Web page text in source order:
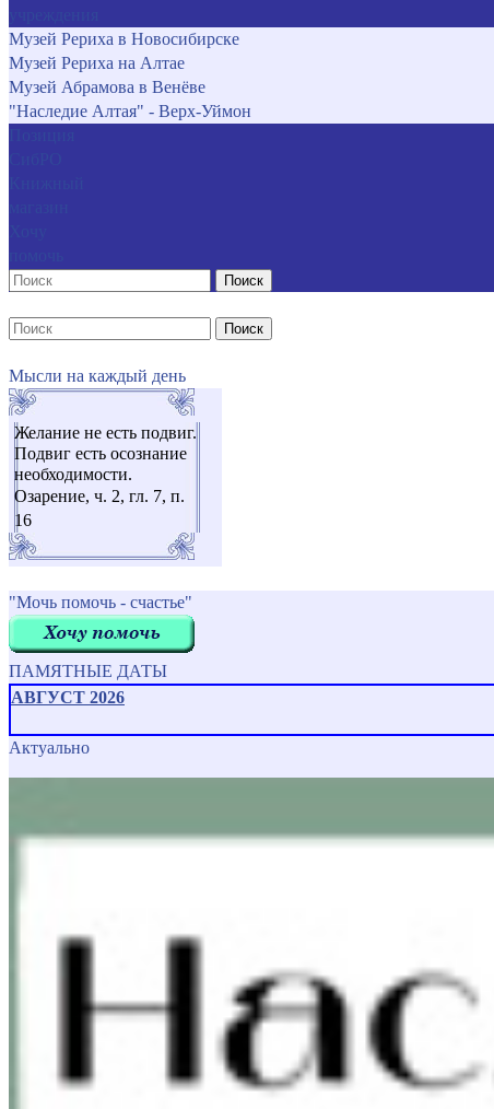
Музей Рериха в Новосибирске
Музей Рериха на Алтае
Музей Абрамова в Венёве
"Наследие Алтая" - Верх-Уймон
Поиск
Поиск
Мысли на каждый день
Желание не есть подвиг.
Подвиг есть осознание
необходимости.
Озарение, ч. 2, гл. 7, п.
16
"Мочь помочь - счастье"
ПАМЯТНЫЕ ДАТЫ
АВГУСТ 2026
Актуально